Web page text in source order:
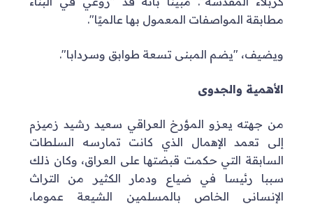
مطابقة المواصفات المعمول بها عالميًا".
ويضيف، "يضم المبنى تسعة طوابق وسردابا".
الأهمية والجدوى
من جهته يعزو المؤرخ العراقي سعيد رشيد زميزم
إلى تعمد الإهمال الذي كانت تمارسه السلطات
السابقة التي حكمت قبضتها على العراق، وكان ذلك
سببا رئيسا في ضياع ودمار الكثير من التراث
الإنساني الخاص بالمسلمين الشيعة عموما،